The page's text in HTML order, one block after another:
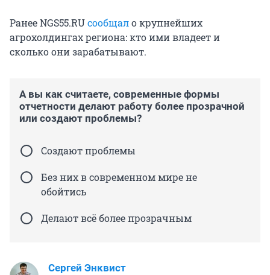
Ранее NGS55.RUсообщало крупнейших
агрохолдингах региона: кто ими владеет и
сколько они зарабатывают.
А вы как считаете, современные формы
отчетности делают работу более прозрачной
или создают проблемы?
Создают проблемы
Без них в современном мире не
обойтись
Делают всё более прозрачным
Сергей Энквист